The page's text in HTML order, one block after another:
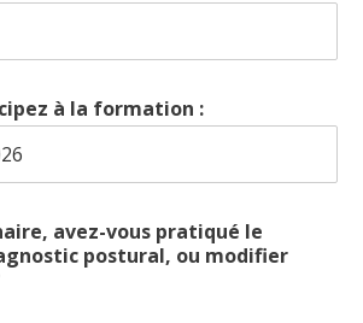
à la formation :
avez-vous pratiqué le
postural, ou modifier